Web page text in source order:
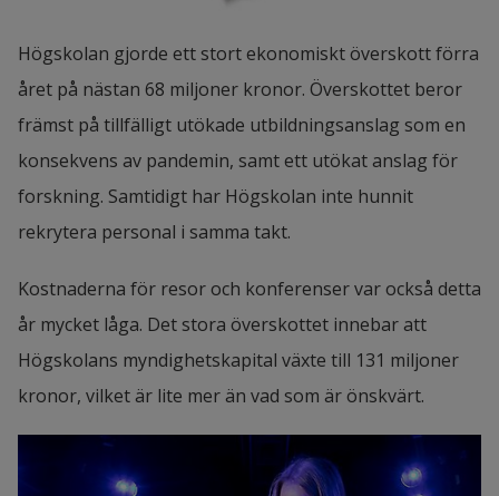
Högskolan gjorde ett stort ekonomiskt överskott förra
året på nästan 68 miljoner kronor. Överskottet beror
främst på tillfälligt utökade utbildningsanslag som en
konsekvens av pandemin, samt ett utökat anslag för
forskning. Samtidigt har Högskolan inte hunnit
rekrytera personal i samma takt.
Kostnaderna för resor och konferenser var också detta
år mycket låga. Det stora överskottet innebar att
Högskolans myndighetskapital växte till 131 miljoner
kronor, vilket är lite mer än vad som är önskvärt.